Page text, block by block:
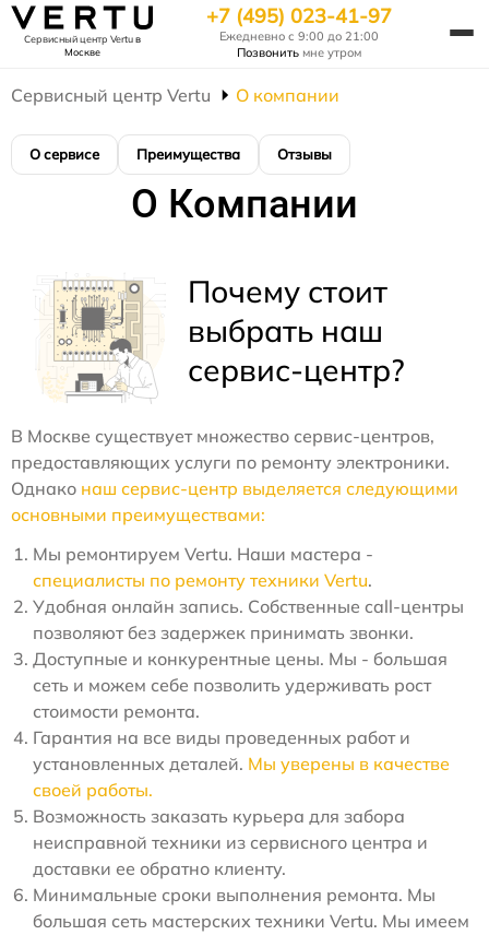
Сервисный центр Vertuв
Москве
+7 (495) 023-41-97
Ежедневно с 9:00 до 21:00
Позвонить мне утром
Сервисный центр Vertu О компании
О сервисе Преимущества Отзывы
О Компании
Почему стоит
выбрать наш
сервис-центр?
В Москве существует множество сервис-центров,
предоставляющих услуги по ремонту электроники.
Однако наш сервис-центр выделяется следующими
основными преимуществами:
Мы ремонтируем Vertu. Наши мастера -
специалисты по ремонту техники Vertu.
Удобная онлайн запись. Собственные call-центры
позволяют без задержек принимать звонки.
Доступные и конкурентные цены. Мы - большая
сеть и можем себе позволить удерживать рост
стоимости ремонта.
Гарантия на все виды проведенных работ и
установленных деталей. Мы уверены в качестве
своей работы.
Возможность заказать курьера для забора
неисправной техники из сервисного центра и
доставки ее обратно клиенту.
Минимальные сроки выполнения ремонта. Мы
большая сеть мастерских техники Vertu. Мы имеем